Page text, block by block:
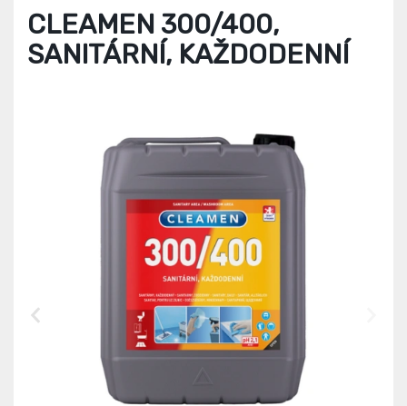
CLEAMEN 300/400,
SANITÁRNÍ, KAŽDODENNÍ